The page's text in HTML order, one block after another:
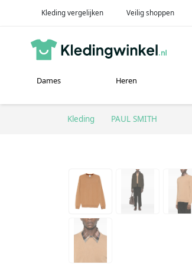
Kleding vergelijken Veilig shoppen
Dames Heren
Kleding PAUL SMITH